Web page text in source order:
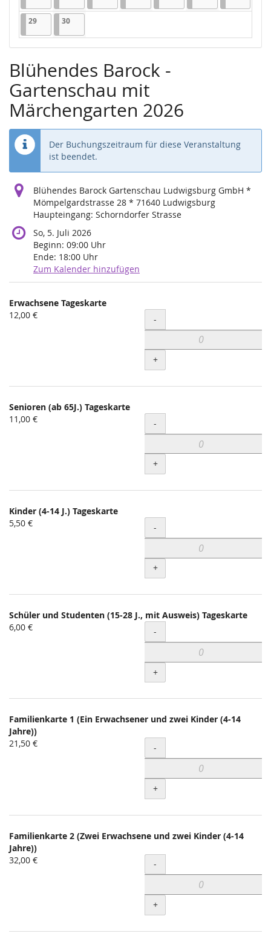
2929.06.2026
1 Veranstaltung
3030.06.2026
1 Veranstaltung
Blühendes Barock -
Gartenschau mit
Märchengarten 2026
Der Buchungszeitraum für diese Veranstaltung
ist beendet.
Blühendes Barock Gartenschau Ludwigsburg GmbH *
Mömpelgardstrasse 28 * 71640 Ludwigsburg
Haupteingang: Schorndorfer Strasse
So, 5. Juli 2026
Beginn: 09:00 Uhr
Ende: 18:00 Uhr
Zum Kalender hinzufügen
Produkte
Unkategorisierte
Erwachsene Tageskarte
12,00 €
Menge
-
+
Senioren (ab 65J.) Tageskarte
11,00 €
Menge
-
+
Kinder (4-14 J.) Tageskarte
5,50 €
Menge
-
+
Schüler und Studenten (15-28 J., mit Ausweis) Tageskarte
6,00 €
Menge
-
+
Familienkarte 1 (Ein Erwachsener und zwei Kinder (4-14
Jahre))
21,50 €
Menge
-
+
Familienkarte 2 (Zwei Erwachsene und zwei Kinder (4-14
Jahre))
32,00 €
Menge
-
+